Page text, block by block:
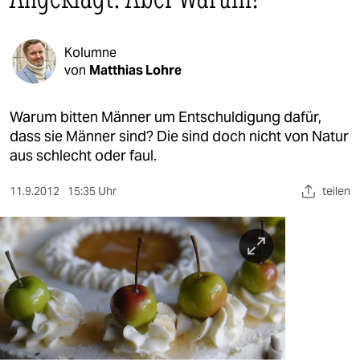
öko
gesellschaft
kultur
sport
nord
wahrheit
verlag
verlag
veranstaltungen
Kolumne
von Matthias Lohre
Warum bitten Männer um Entschuldigung dafür,
dass sie Männer sind? Die sind doch nicht von Natur
aus schlecht oder faul.
11.9.2012 15:35 Uhr teilen